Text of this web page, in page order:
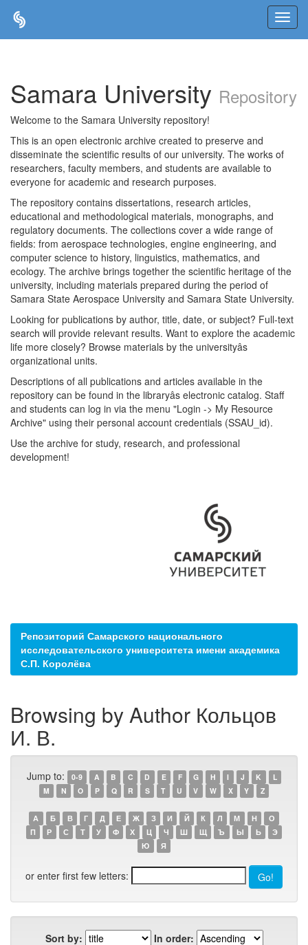
Samara University Repository
Welcome to the Samara University repository!
This is an open electronic archive created to preserve and
disseminate the scientific results of our university. The works of
researchers, faculty members, and students are available to
everyone for academic and research purposes.
The repository contains dissertations, research articles,
educational and methodological materials, monographs, and
regulatory documents. The collections cover a wide range of
fields: from aerospace technologies, engine engineering, and
computer science to history, linguistics, mathematics, and
ecology. The archive brings together the scientific heritage of the
university, including materials prepared during the period of
Samara State Aerospace University and Samara State University.
Looking for publications by author, title, date, or subject? Full-text
search will provide relevant results. Want to explore the academic
life more closely? Browse materials by the universityâs
organizational units.
Descriptions of all publications and articles available in the
repository can be found in the libraryâs electronic catalog. Staff
and students can log in via the menu "Login -> My Resource
Archive" using their personal account credentials (SSAU_id).
Use the archive for study, research, and professional
development!
Репозиторий Самарского национального
исследовательского университета имени академика
С.П. Королёва
Browsing by Author Кольцов
И. В.
Jump to: 0-9 A B C D E F G H I J K
L
M
N O P Q R S T U V W X Y Z
А Б В Г Д Е Ж З И Й К Л М Н
О
П
Р С Т У Ф Х Ц Ч Ш Щ Ъ Ы Ь
Э
Ю
Я
or enter first few letters:
Sort by:
In order: